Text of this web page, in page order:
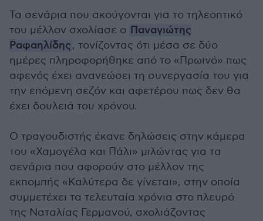
Τα σενάρια που ακούγονται για το τηλεοπτικό
του μέλλον σχολίασε ο Παναγιώτης
Ραφαηλίδης, τονίζοντας ότι μέσα σε δύο
ημέρες πληροφορήθηκε από το «Πρωινό» πως
αφενός έχει ανανεώσει τη συνεργασία του για
την επόμενη σεζόν και αφετέρου πως δεν θα
έχει δουλειά του χρόνου.
Ο τραγουδιστής έκανε δηλώσεις στην κάμερα
του «Χαμογέλα και Πάλι» μιλώντας για τα
σενάρια που αφορούν στο μέλλον της
εκπομπής «Καλύτερα δε γίνεται», στην οποία
συμμετέχει τα τελευταία χρόνια στο πλευρό
της Ναταλίας Γερμανού, σχολιάζοντας